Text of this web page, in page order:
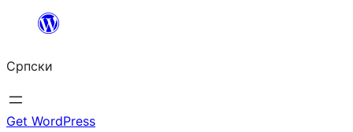
Скочи
садржај
Српски
Get WordPress